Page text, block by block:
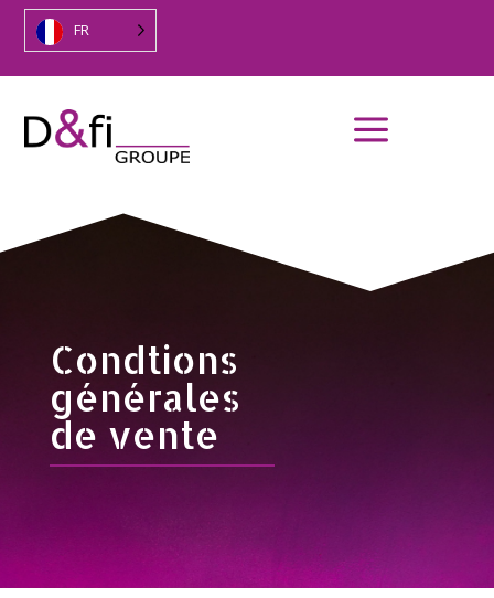
FR
a
Condtions
générales
de vente